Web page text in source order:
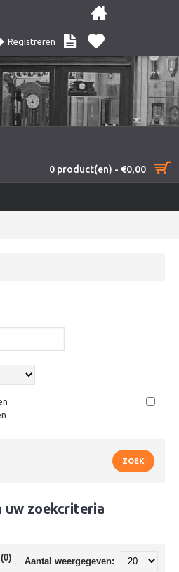
Registreren
0 product(en) - €0,00
uw zoekcriteria
Aantal weergegeven: